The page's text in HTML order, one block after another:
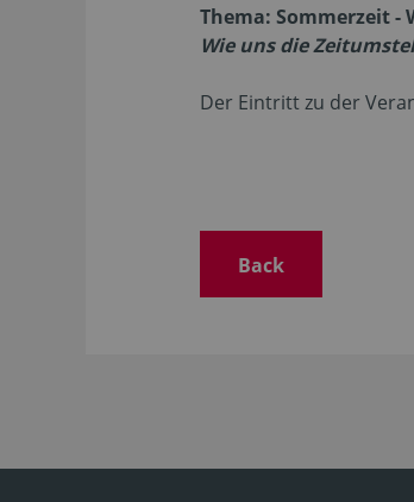
Thema: Sommerzeit -
Wie uns die
Der Eintritt zu der
Back